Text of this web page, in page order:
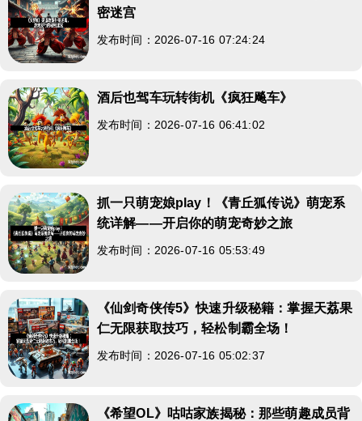
密迷宫
发布时间：2026-07-16 07:24:24
酒后也驾车玩转街机《疯狂飚车》
发布时间：2026-07-16 06:41:02
抓一只萌宠娘play！《青丘狐传说》萌宠系
统详解——开启你的萌宠奇妙之旅
发布时间：2026-07-16 05:53:49
《仙剑奇侠传5》快速升级秘籍：掌握天荔果
仁无限获取技巧，轻松制霸全场！
发布时间：2026-07-16 05:02:37
《希望OL》咕咕家族揭秘：那些萌趣成员背